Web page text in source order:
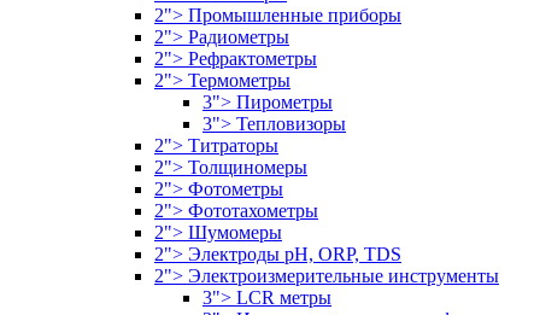
2"> Промышленные приборы
2"> Радиометры
2"> Рефрактометры
2"> Термометры
3"> Пирометры
3"> Тепловизоры
2"> Титраторы
2"> Толщиномеры
2"> Фотометры
2"> Фототахометры
2"> Шумомеры
2"> Электроды pH, ORP, TDS
2"> Электроизмерительные инструменты
3"> LCR метры